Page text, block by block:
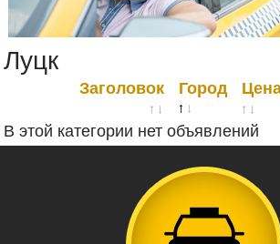
Луцк
Заголовок Город
В этой категории нет объявлений